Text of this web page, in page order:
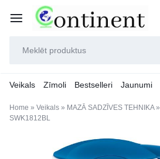
Veikals Zīmoli Bestselleri Jaunumi
Home » Veikals » MAZĀ SADZĪVES TEHNIKA»
SWK1812BL